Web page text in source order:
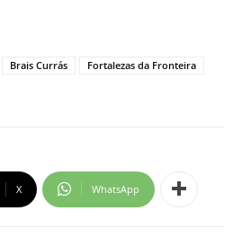
Brais Currás
Fortalezas da Fronteira
X WhatsApp